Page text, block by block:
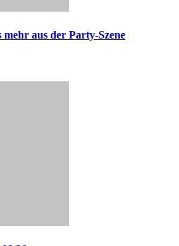
mehr aus der Party-Szene